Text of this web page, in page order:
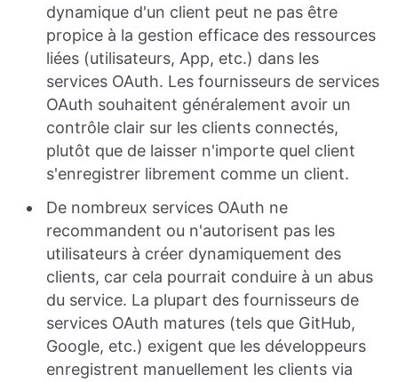
dynamique d'un client peut ne pas être
propice à la gestion efficace des ressources
liées (utilisateurs, App, etc.) dans les
services OAuth. Les fournisseurs de services
OAuth souhaitent généralement avoir un
contrôle clair sur les clients connectés,
plutôt que de laisser n'importe quel client
s'enregistrer librement comme un client.
De nombreux services OAuth ne
recommandent ou n'autorisent pas les
utilisateurs à créer dynamiquement des
clients, car cela pourrait conduire à un abus
du service. La plupart des fournisseurs de
services OAuth matures (tels que GitHub,
Google, etc.) exigent que les développeurs
enregistrent manuellement les clients via